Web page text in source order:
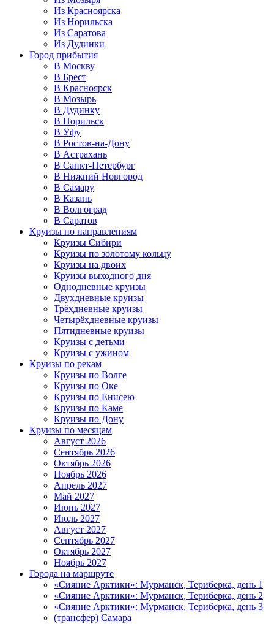
Из Красноярска
Из Норильска
Из Саратова
Из Дудинки
Город прибытия
В Москву
В Брест
В Красноярск
В Мозырь
В Дудинку
В Норильск
В Уфу
В Ростов-на-Дону
В Астрахань
В Санкт-Петербург
В Нижний Новгород
В Самару
В Казань
В Волгоград
В Саратов
Круизы по направлениям
Круизы Сибири
Круизы по золотому кольцу
Круизы на двоих
Круизы выходного дня
Однодневные круизы
Двухдневные круизы
Трёхдневные круизы
Четырёхдневные круизы
Пятидневные круизы
Круизы с детьми
Круизы с ужином
Круизы по рекам
Круизы по Волге
Круизы по Оке
Круизы по Енисею
Круизы по Каме
Круизы по Дону
Круизы по месяцам
Август 2026
Сентябрь 2026
Октябрь 2026
Ноябрь 2026
Апрель 2027
Май 2027
Июнь 2027
Июль 2027
Август 2027
Сентябрь 2027
Октябрь 2027
Ноябрь 2027
Города на маршруте
«Сияние Арктики»: Мурманск, Териберка, день 1
«Сияние Арктики»: Мурманск, Териберка, день 2
«Сияние Арктики»: Мурманск, Териберка, день 3
(трансфер) Самара